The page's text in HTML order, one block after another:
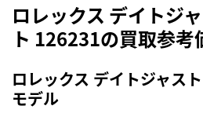
ロレックス デイトジ
ト 126231の買取参考
ロレックス デイトジャス
モデル